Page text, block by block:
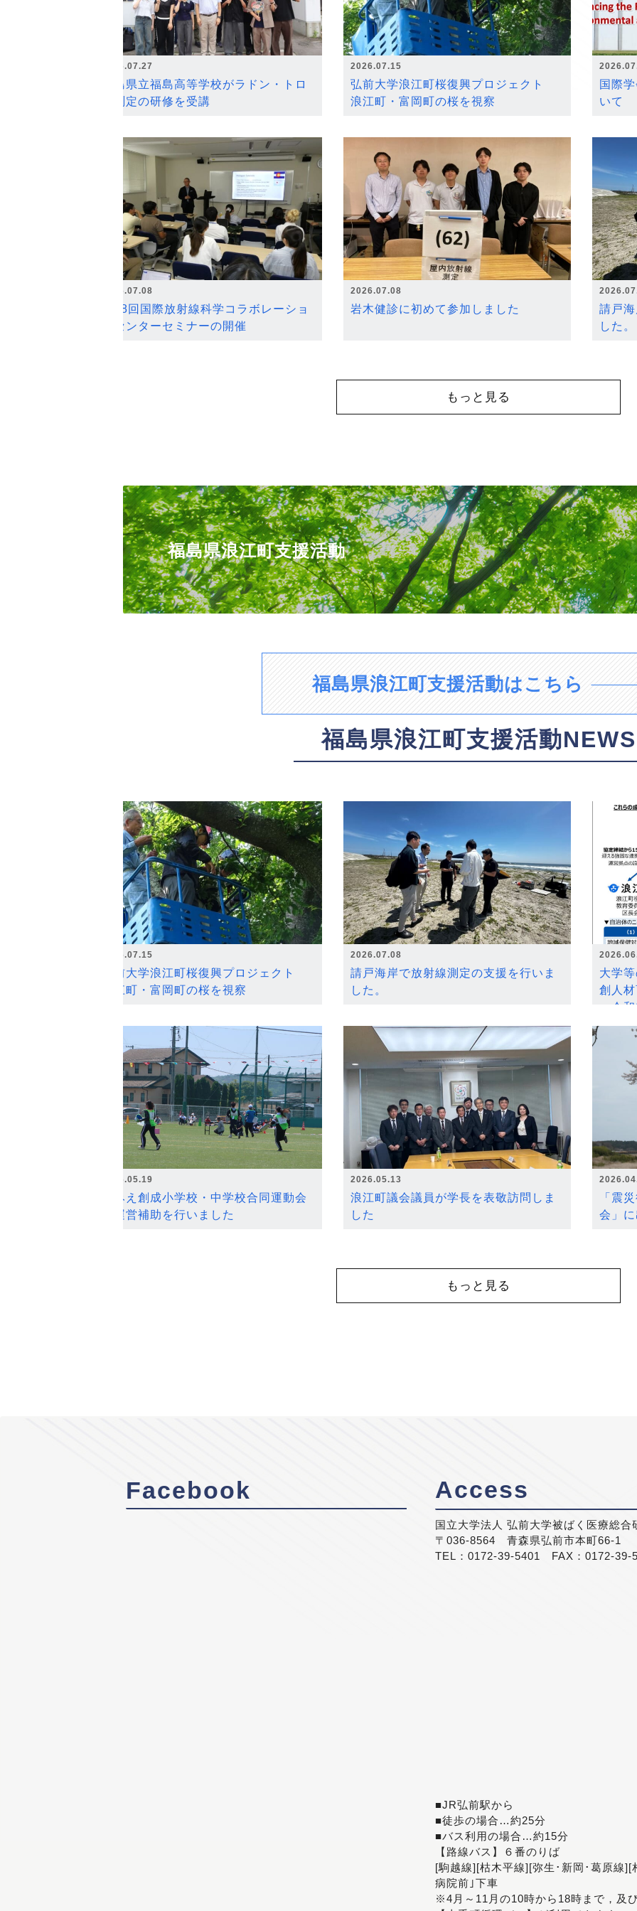
2026.07.27
福島県立福島高等学校がラドン・トロ
ン測定の研修を受講
2026.07.15
弘前大学浪江町桜復興プロジェクト
浪江町・富岡町の桜を視察
国際
いて
2026.07.08
第18回国際放射線科学コラボレーショ
ンセンターセミナーの開催
2026.07.08
岩木健診に初めて参加しました
請戸
した。
もっと見る
福島県浪江町支援活動
福島県浪江町支援活動はこちら
福島県浪江町支援活動NEWS
2026.07.15
弘前大学浪江町桜復興プロジェクト
浪江町・富岡町の桜を視察
2026.07.08
請戸海岸で放射線測定の支援を行いま
した。
大学
創人
～令
2026.05.19
なみえ創成小学校・中学校合同運動会
の運営補助を行いました
2026.05.13
浪江町議会議員が学長を表敬訪問しま
した
「震
会」
もっと見る
Facebook Access
国立大学法人 弘前大学被ばく医療総合
〒036-8564 青森県弘前市本町66-1
TEL：0172-39-5401 FAX：0172-39-
■JR弘前駅から
■徒歩の場合…約25分
■バス利用の場合…約15分
【路線バス】６番のりば
[駒越線][枯木平線][弥生･新岡･葛原線
病院前｣下車
※4月～11月の10時から18時まで，及